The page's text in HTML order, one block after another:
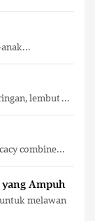
lembut ...
combine...
Ampuh
melawan